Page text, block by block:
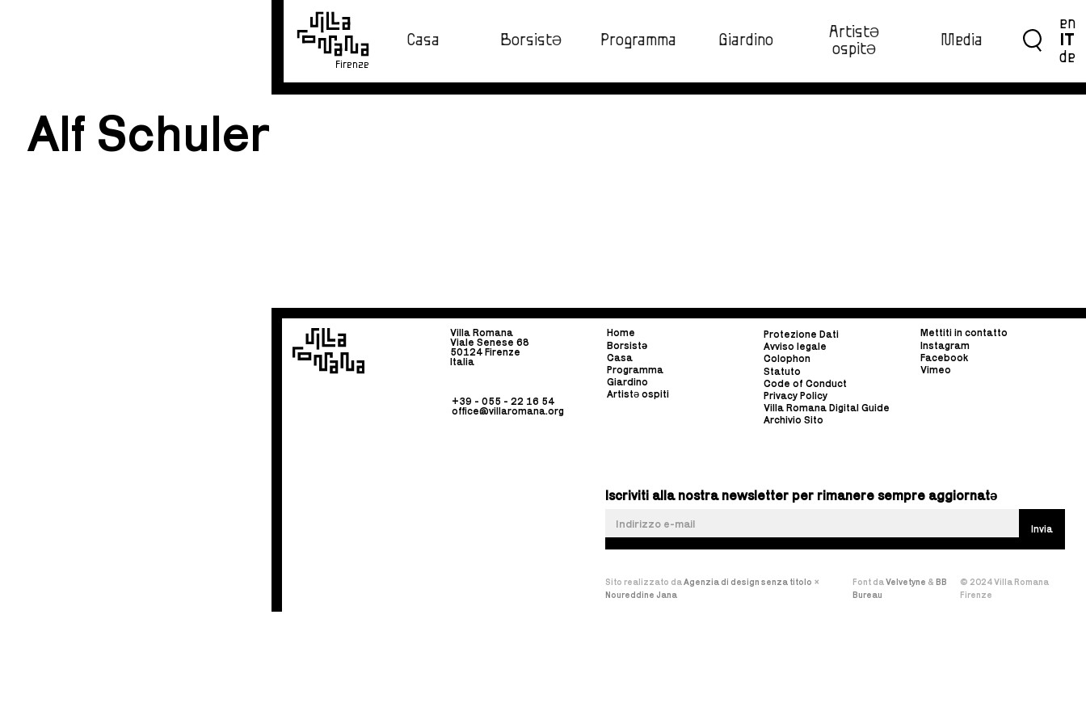
Firenze
Casa BorsistƏ Programma Giardino
ArtistƏ
ospitƏ‍
Media
en
IT
de
Alf Schuler
Villa Romana
Viale Senese 68
50124 Firenze
Italia
+39 - 055 - 22 16 54
office@villaromana.org
Home
Borsistə
Casa
Programma
Giardino
Artistə ospiti
Protezione Dati
Avviso legale
Colophon
Statuto
Code of Conduct
Privacy Policy
Villa Romana Digital Guide
Archivio Sito
Mettiti in contatto
Instagram
Facebook
Vimeo
Iscriviti alla nostra newsletter per rimanere sempre aggiornatə
Sito realizzato daAgenzia di design senza titolo ×
Noureddine Jana
Font daVelvetyne & BB
Bureau
© 2024 Villa Romana
Firenze